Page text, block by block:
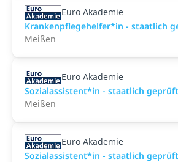
Euro Akademie
Krankenpflegehelfer*in - staatlich
Meißen
Euro Akademie
Sozialassistent*in - staatlich
Meißen
Euro Akademie
Sozialassistent*in - staatlich